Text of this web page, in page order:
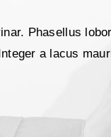
Phasellus
a lacus